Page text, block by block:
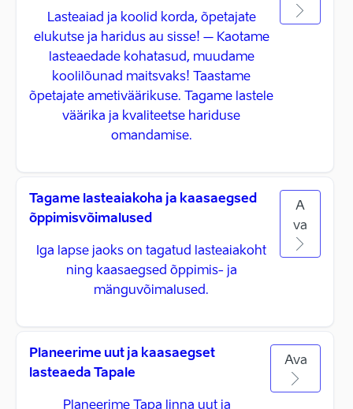
Lasteaiad ja koolid korda, õpetajate
elukutse ja haridus au sisse! – Kaotame
lasteaedade kohatasud, muudame
koolilõunad maitsvaks! Taastame
õpetajate ametiväärikuse. Tagame lastele
väärika ja kvaliteetse hariduse
omandamise.
Tagame lasteaiakoha ja kaasaegsed
õppimisvõimalused
Iga lapse jaoks on tagatud lasteaiakoht
ning kaasaegsed õppimis- ja
mänguvõimalused.
A
va
Planeerime uut ja kaasaegset
lasteaeda Tapale
Planeerime Tapa linna uut ja
Ava